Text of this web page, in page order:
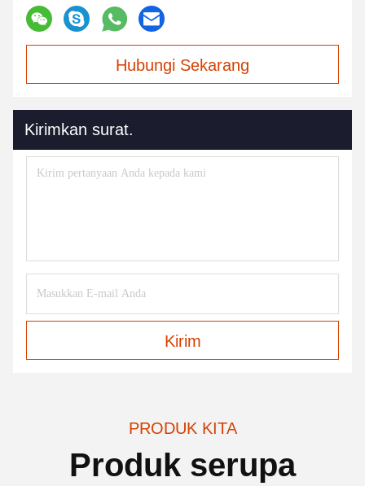
Hubungi Sekarang
Kirimkan surat.
Kirim
PRODUK KITA
Produk serupa